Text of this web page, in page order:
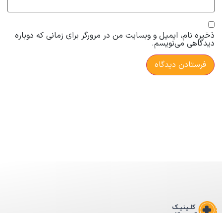
ذخیره نام، ایمیل و وبسایت من در مرورگر برای زمانی که دوباره
دیدگاهی می‌نویسم.